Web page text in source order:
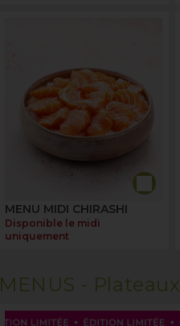
MENU MIDI CHIRASHI
Disponible le midi
uniquement
MENUS - Plateaux